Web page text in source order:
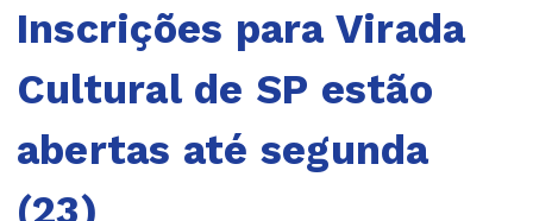
Inscrições para Virada
Cultural de SP estão
abertas até segunda
(23)